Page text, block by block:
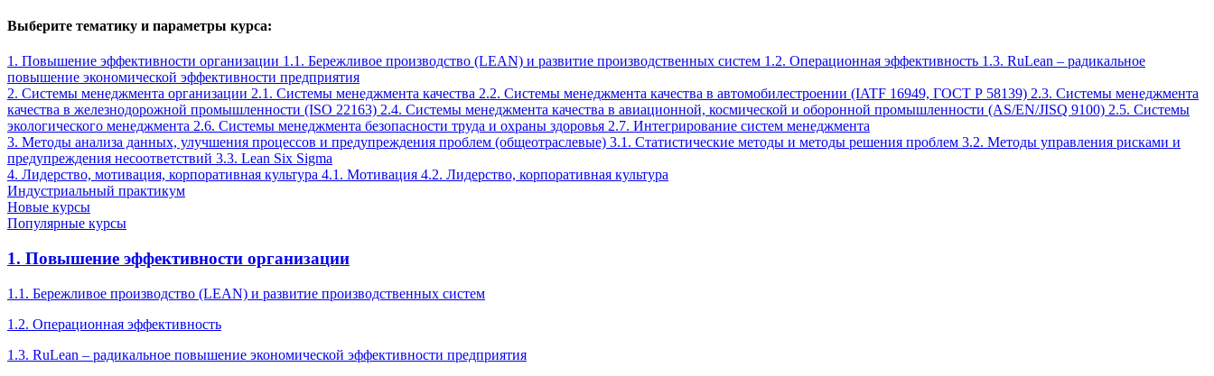
Выберите тематику и параметры курса:
1. Повышение эффективности организации 1.1. Бережливое производство (LEAN) и развитие производственных систем 1.2. Операционная эффективность 1.3. RuLean – радикальное
повышение экономической эффективности предприятия
2. Системы менеджмента организации 2.1. Системы менеджмента качества 2.2. Системы менеджмента качества в автомобилестроении (IATF 16949, ГОСТ Р 58139) 2.3. Системы менеджмента
качества в железнодорожной промышленности (ISO 22163) 2.4. Системы менеджмента качества в авиационной, космической и оборонной промышленности (AS/EN/JISQ 9100) 2.5. Системы
экологического менеджмента 2.6. Системы менеджмента безопасности труда и охраны здоровья 2.7. Интегрирование систем менеджмента
3. Методы анализа данных, улучшения процессов и предупреждения проблем (общеотраслевые) 3.1. Статистические методы и методы решения проблем 3.2. Методы управления рисками и
предупреждения несоответствий 3.3. Lean Six Sigma
4. Лидерство, мотивация, корпоративная культура 4.1. Мотивация 4.2. Лидерство, корпоративная культура
Индустриальный практикум
Новые курсы
Популярные курсы
1. Повышение эффективности организации
1.1. Бережливое производство (LEAN) и развитие производственных систем
1.2. Операционная эффективность
1.3. RuLean – радикальное повышение экономической эффективности предприятия